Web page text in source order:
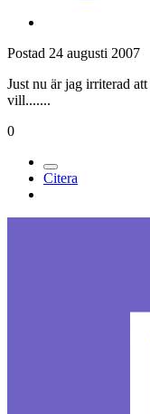
Postad 24 augusti 2007
Just nu är jag irriterad
vill.......
0
Citera